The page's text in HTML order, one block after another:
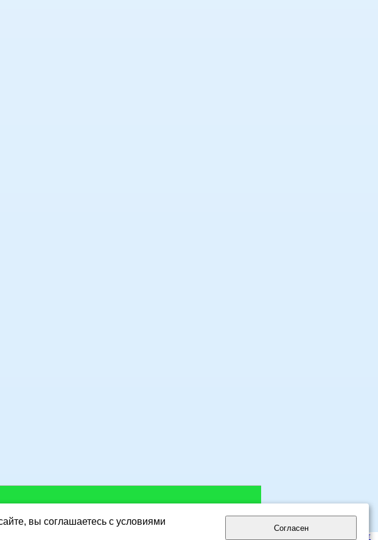
- интернет каталог русскоязычных сайтов. Мой сайт
вы соглашаетесь с условиями
Согласен